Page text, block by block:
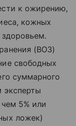
к ожирению,
кожных
(ВОЗ)
свободных
суммарного
эксперты
5% или
ложек)